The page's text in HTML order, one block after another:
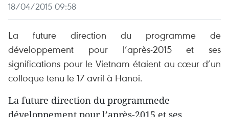
18/04/2015 09:58
La future direction du programme de
développement pour l’après-2015 et ses
significations pour le Vietnam étaient au cœur d’un
colloque tenu le 17 avril à Hanoi.
La future direction du programmede
développement pour l’après-2015 et ses